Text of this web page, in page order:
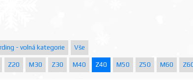
- volná kategorie Vše
Z20 M30 Z30 M40 Z40 M50 Z50 M60